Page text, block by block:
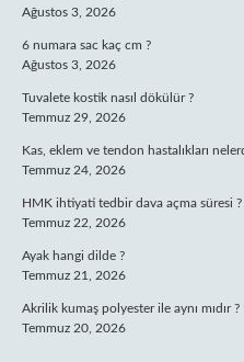
Ağustos 3, 2026
6 numara sac kaç cm ?
Ağustos 3, 2026
Tuvalete kostik nasıl dökülür ?
Temmuz 29, 2026
Kas, eklem ve tendon hastalıkları
Temmuz 24, 2026
HMK ihtiyati tedbir dava açma süresi ?
Temmuz 22, 2026
Ayak hangi dilde ?
Temmuz 21, 2026
Akrilik kumaş polyester ile aynı mıdır ?
Temmuz 20, 2026